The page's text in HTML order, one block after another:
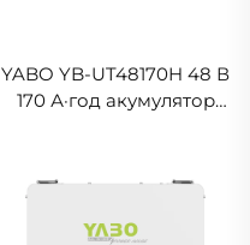
YABO YB-UT48170H 48 В
170 А·год акумулятор
енергії, залізо-
фосфатний літієвий
акумулятор для